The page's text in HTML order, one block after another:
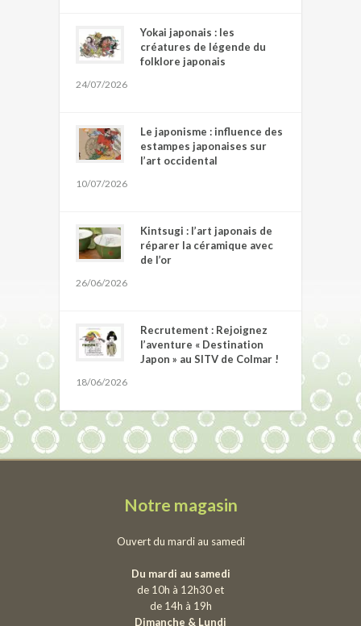
Yokai japonais : les
créatures de légende du
folklore japonais
24/07/2026
Le japonisme : influence des
estampes japonaises sur
l’art occidental
10/07/2026
Kintsugi : l’art japonais de
réparer la céramique avec
de l’or
26/06/2026
Recrutement : Rejoignez
l’aventure « Destination
Japon » au SITV de Colmar !
18/06/2026
Notre magasin
Ouvert du mardi au samedi
Du mardi au samedi
de 10h à 12h30 et
de 14h à 19h
Dimanche & Lundi